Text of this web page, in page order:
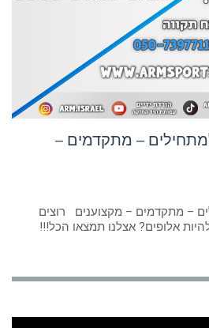
למתחילים – מתקדמים –
– מתקדמים – מקצוענים רוצים
אלופים? אצלנו תמצאו הכל!!!